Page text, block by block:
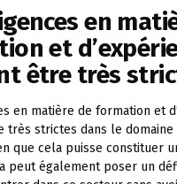
en
et
être très
en matière de formation et
très strictes dans le domaine
que cela puisse constituer
peut également poser un